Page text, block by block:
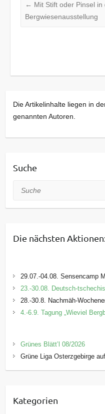
← Mit Stift oder Pinsel
Bergwiesenausstellung
Die Artikelinhalte liegen in
genannten Autoren.
Suche
Suche
Die nächsten
29.07.-04.08. Sensencamp
23.-30.08. Deutsch-
28.-30.8. Nachmäh-
4.-6.9. Tagung „Wieviel
Grünes Blätt’l 08/2026
Grüne Liga Osterzgebirge auf
Kategorien